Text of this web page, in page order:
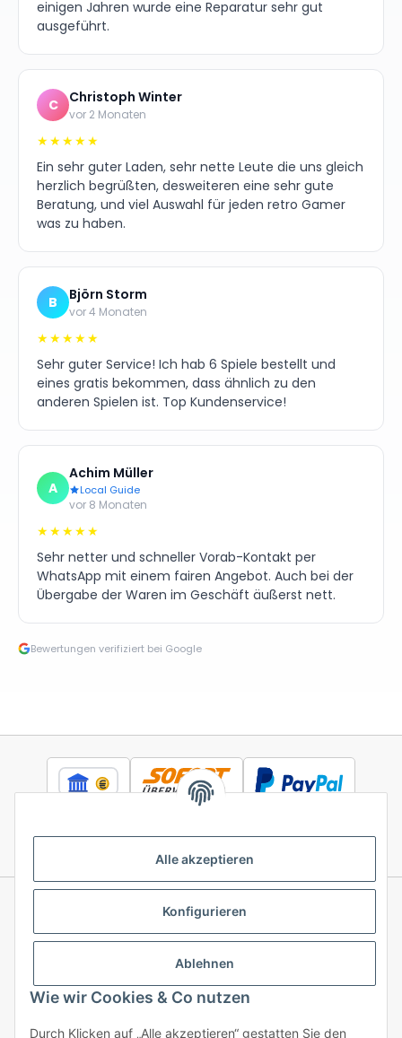
Alle akzeptieren
Konfigurieren
Ablehnen
Wie wir Cookies & Co nutzen
Durch Klicken auf „Alle akzeptieren“ gestatten Sie den
einigen Jahren wurde eine Reparatur sehr gut
ausgeführt.
C Christoph Winter
vor 2 Monaten
★★★★★
Ein sehr guter Laden, sehr nette Leute die uns gleich
herzlich begrüßten, desweiteren eine sehr gute
Beratung, und viel Auswahl für jeden retro Gamer
was zu haben.
B Björn Storm
vor 4 Monaten
★★★★★
Sehr guter Service! Ich hab 6 Spiele bestellt und
eines gratis bekommen, dass ähnlich zu den
anderen Spielen ist. Top Kundenservice!
A
Achim Müller
Local Guide
vor 8 Monaten
★★★★★
Sehr netter und schneller Vorab-Kontakt per
WhatsApp mit einem fairen Angebot. Auch bei der
Übergabe der Waren im Geschäft äußerst nett.
Bewertungen verifiziert bei Google
Informationen
Gesetzliche Informationen